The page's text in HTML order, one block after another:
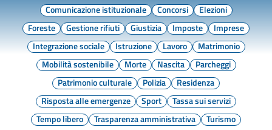
Comunicazione istituzionale
Concorsi
Elezioni
Foreste
Gestione rifiuti Giustizia Imposte
Imprese
Integrazione sociale
Istruzione Lavoro
Matrimonio
Mobilità sostenibile
Morte Nascita
Parcheggi
Patrimonio culturale
Polizia
Residenza
Risposta alle emergenze
Sport
Tassa sui servizi
Tempo libero
Trasparenza amministrativa
Turismo